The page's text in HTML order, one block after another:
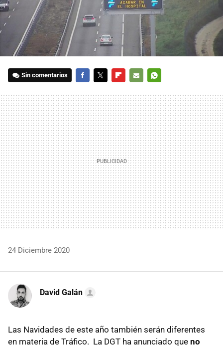
Sin comentarios
MAIL
24 Diciembre 2020
David Galán
Las Navidades de este año también serán diferentes
en materia de Tráfico. La DGT ha anunciado que no